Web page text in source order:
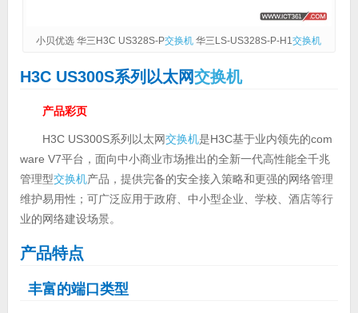
小贝优选 华三H3C US328S-P交换机 华三LS-US328S-P-H1交换机
H3C US300S系列以太网交换机
产品彩页
H3C US300S系列以太网交换机是H3C基于业内领先的com
ware V7平台，面向中小商业市场推出的全新一代高性能全千兆
管理型交换机产品，提供完备的安全接入策略和更强的网络管理
维护易用性；可广泛应用于政府、中小型企业、学校、酒店等行
业的网络建设场景。
产品特点
丰富的端口类型